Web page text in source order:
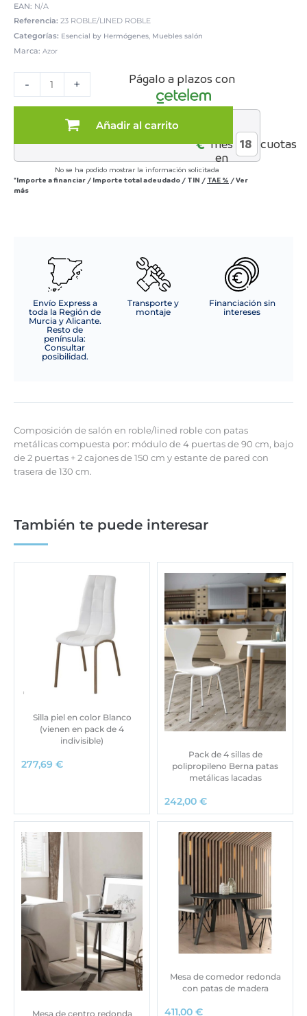
EAN: N/A
Referencia: 23 ROBLE/LINED ROBLE
Categorías: Esencial by Hermógenes, Muebles salón
Marca: Azor
-
roble
+
módulo
puertas
cantidad
+
Añadir al carrito
Págalo a plazos con
€*mes
en
cuotas
No se ha podido mostrar la información solicitada
*Importe a financiar / Importe total adeudado / TIN / TAE % /Ver
más
Envío Express a
toda la Región de
Murcia y Alicante.
Resto de
península:
Consultar
posibilidad.
Transporte y
montaje
Financiación sin
intereses
Composición de salón en roble/lined roble con patas
metálicas compuesta por: módulo de 4 puertas de 90 cm, bajo
de 2 puertas + 2 cajones de 150 cm y estante de pared con
trasera de 130 cm.
También te puede interesar
Silla piel en color Blanco
(vienen en pack de 4
indivisible)
277,69 €
Pack de 4 sillas de
polipropileno Berna patas
metálicas lacadas
242,00 €
Mesa de centro redonda
Mesa de comedor redonda
con patas de madera
411,00 €